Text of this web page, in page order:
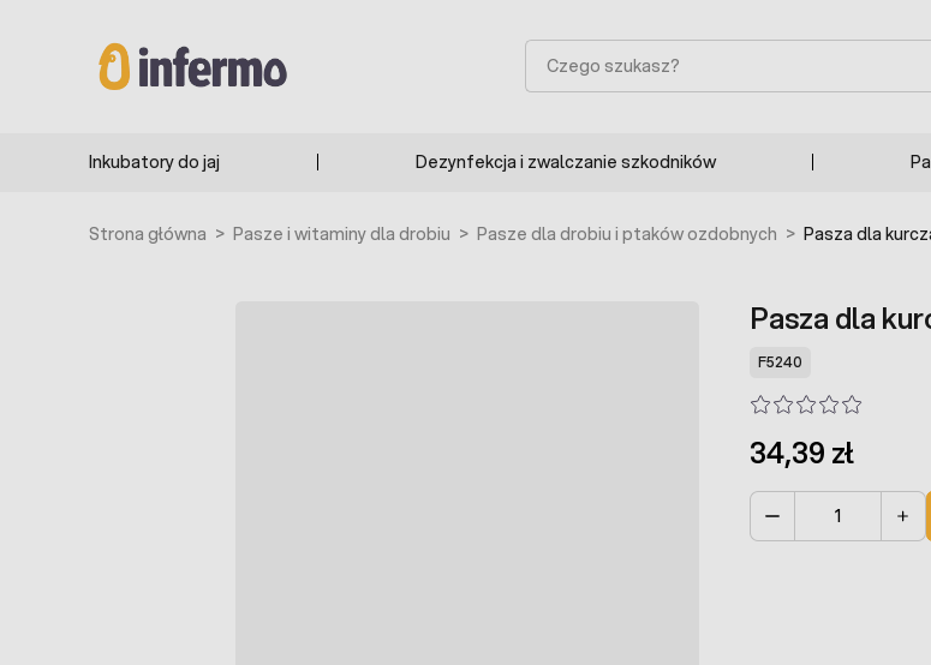
Szukaj
Inkubatory do jaj Dezynfekcja i zwalczanie szkodników
Strona główna > Pasze i witaminy dla drobiu > Pasze dla drobiu i ptaków ozdobnych > Pasza dla
Pasza dla
F5240
34,39 zł